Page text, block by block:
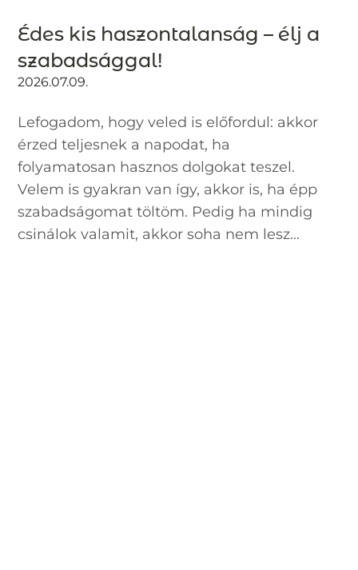
Édes kis haszontalanság – élj a
szabadsággal!
2026.07.09.
Lefogadom, hogy veled is előfordul: akkor
érzed teljesnek a napodat, ha
folyamatosan hasznos dolgokat teszel.
Velem is gyakran van így, akkor is, ha épp
szabadságomat töltöm. Pedig ha mindig
csinálok valamit, akkor soha nem lesz...